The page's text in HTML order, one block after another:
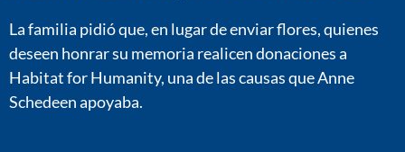
La familia pidió que, en lugar de enviar flores, quienes
deseen honrar su memoria realicen donaciones a
Habitat for Humanity, una de las causas que Anne
Schedeen apoyaba.